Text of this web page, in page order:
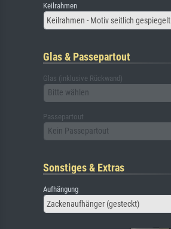
Keilrahmen
Keilrahmen - Motiv seitlich gespiegelt
Glas & Passepartout
Glas (inklusive Rückwand)
Bitte wählen
Passepartout
Kein Passepartout
Sonstiges & Extras
Aufhängung
Zackenaufhänger (gesteckt)